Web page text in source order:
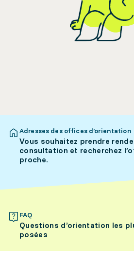
Adresses des offices d’orientation
Vous souhaitez prendre
consultation et recherchez
proche.
FAQ
Questions d’orientation les
posées